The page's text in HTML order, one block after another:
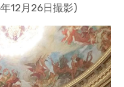
12月26日撮影)